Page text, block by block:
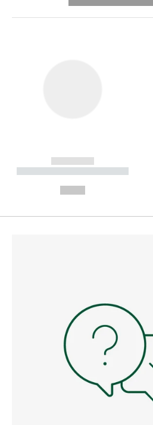
------------
----------- ----------- --------